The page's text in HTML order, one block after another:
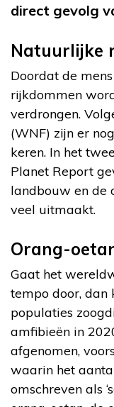
direct gevolg
Natuurlijke
Doordat de
rijkdommen
verdrongen.
(WNF) zijn er
keren. In het
Planet Report
landbouw en de
veel uitmaakt.
Orang-
Gaat het
tempo door, dan
populaties
amfibieën in
afgenomen,
waarin het
omschreven als